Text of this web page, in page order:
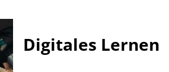
Digitales Lernen